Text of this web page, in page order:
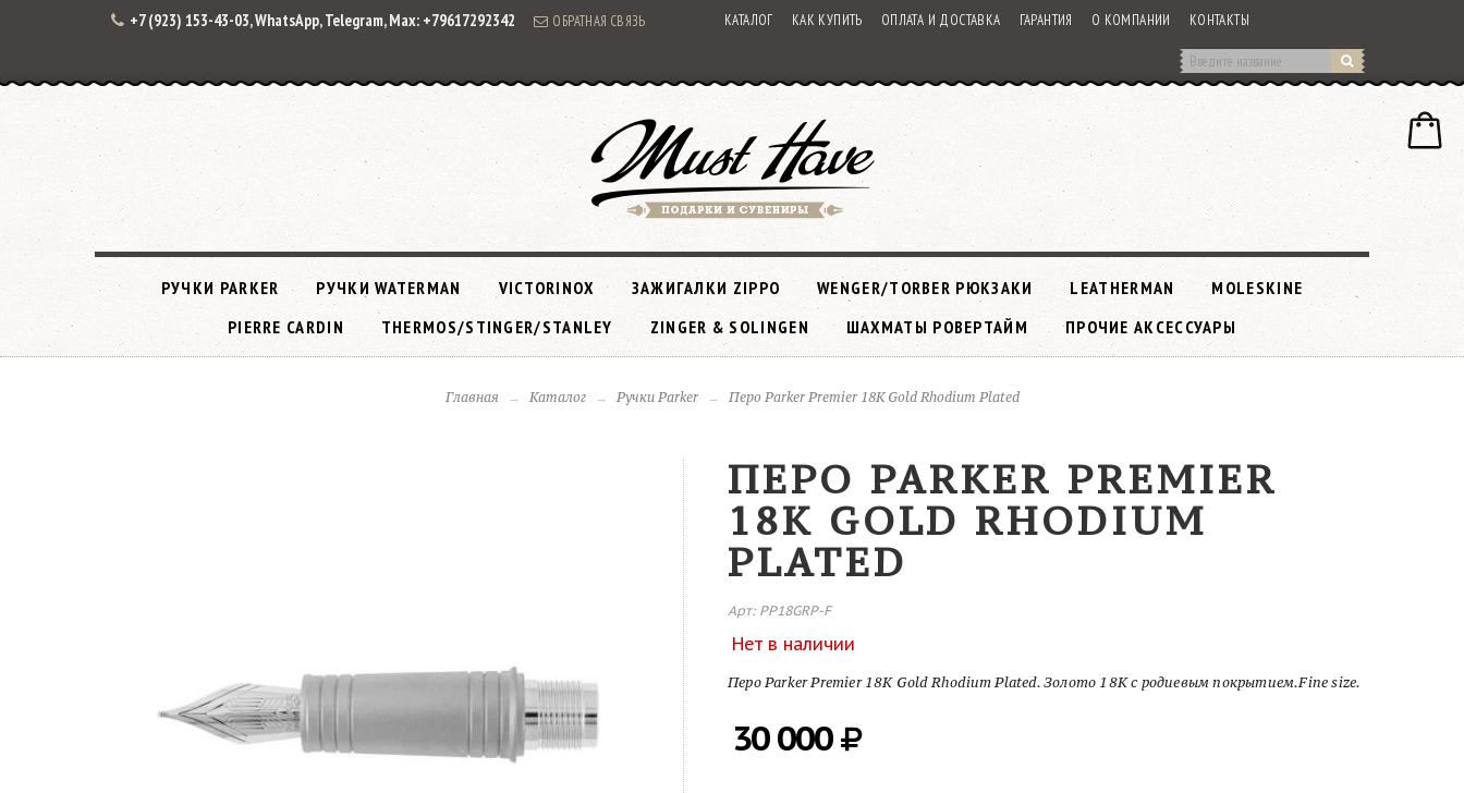
+7 (923) 153-43-03, WhatsApp, Telegram, Max: +79617292342 ОБРАТНАЯ СВЯЗЬ КАТАЛОГ КАК КУПИТЬ ОПЛАТА И ДОСТАВКА ГАРАНТИЯ О КОМПАНИИ КОНТАКТЫ
РУЧКИ PARKER РУЧКИ WATERMAN VICTORINOX ЗАЖИГАЛКИ ZIPPO WENGER/TORBER РЮКЗАКИ LEATHERMAN
MOLESKINE
PIERRE CARDIN
THERMOS/STINGER/STANLEY ZINGER & SOLINGEN ШАХМАТЫ РОВЕРТАЙМ ПРОЧИЕ АКСЕССУАРЫ
Главная Каталог Ручки Parker Перо Parker Premier 18K Gold Rhodium Plated
ПЕРО PARKER PREMIER
18K GOLD RHODIUM
PLATED
Арт: PP18GRP-F
Нет в наличии
Перо Parker Premier 18K Gold Rhodium Plated. Золото 18К с родиевым покрытием.Fine size.
30 000